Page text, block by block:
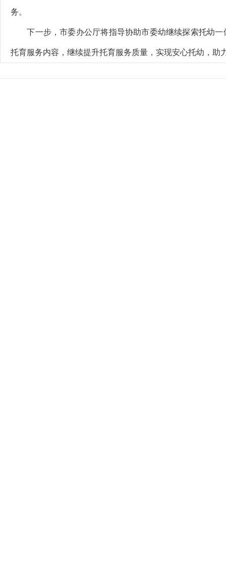
务。
下一步，市委办公厅将指导协助市委幼继续探索托幼一
托育服务内容，继续提升托育服务质量，实现安心托幼，助